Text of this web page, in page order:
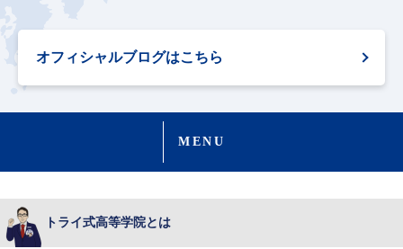
オフィシャルブログはこちら
MENU
トライ式高等学院とは